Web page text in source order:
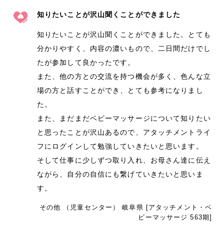
知りたいことが沢山聞くことができました
知りたいことが沢山聞くことができました。とても
分かりやすく、内容の濃いもので、二日間だけでし
たが参加して良かったです。
また、他の方との交流を持つ機会が多く、色んな立
場の方と話すことができ、とても参考になりまし
た。
また、まだまだベビーマッサージについて知りたい
と思ったことが沢山あるので、アタッチメントライ
フにログインして勉強していきたいと思います。
そして仕事に少しずつ取り入れ、お母さん達に伝え
ながら、自分の自信にも繋げていきたいと思いま
す。
その他 （児童センター） 岐阜県 [アタッチメント・ベ
ビーマッサージ 563期]